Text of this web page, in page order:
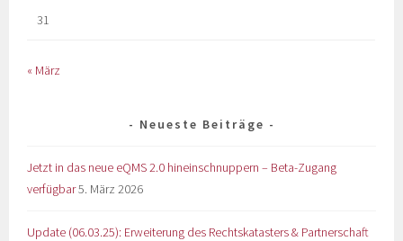
31
« März
Neueste Beiträge
Jetzt in das neue eQMS 2.0 hineinschnuppern – Beta-Zugang
verfügbar5. März 2026
Update (06.03.25): Erweiterung des Rechtskatasters & Partnerschaft